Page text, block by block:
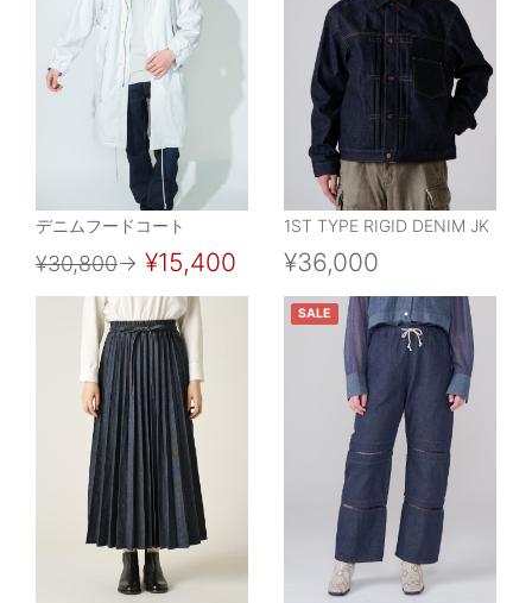
デニムフードコート
¥30,800→ ¥15,400
1ST TYPE RIGID DENIM JK
¥36,000
SALE